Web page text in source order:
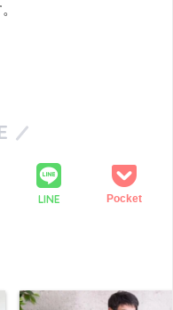
LINE Pocket